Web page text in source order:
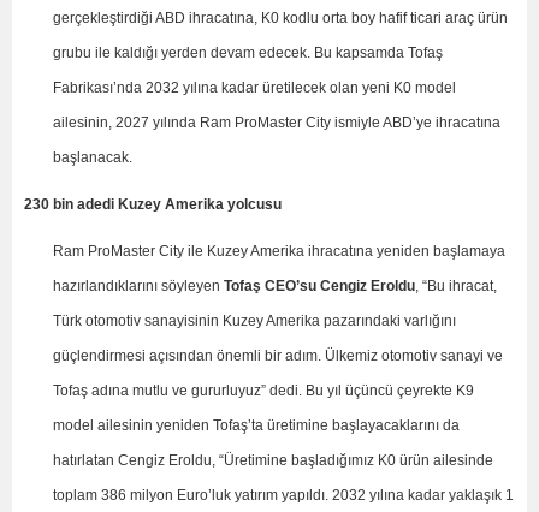
gerçekleştirdiği ABD ihracatına, K0 kodlu orta boy hafif ticari araç ürün
grubu ile kaldığı yerden devam edecek. Bu kapsamda Tofaş
Fabrikası’nda 2032 yılına kadar üretilecek olan yeni K0 model
ailesinin, 2027 yılında Ram ProMaster City ismiyle ABD’ye ihracatına
başlanacak.
230 bin adedi Kuzey Amerika yolcusu
Ram ProMaster City ile Kuzey Amerika ihracatına yeniden başlamaya
hazırlandıklarını söyleyen Tofaş CEO’su Cengiz Eroldu, “Bu ihracat,
Türk otomotiv sanayisinin Kuzey Amerika pazarındaki varlığını
güçlendirmesi açısından önemli bir adım. Ülkemiz otomotiv sanayi ve
Tofaş adına mutlu ve gururluyuz” dedi. Bu yıl üçüncü çeyrekte K9
model ailesinin yeniden Tofaş’ta üretimine başlayacaklarını da
hatırlatan Cengiz Eroldu, “Üretimine başladığımız K0 ürün ailesinde
toplam 386 milyon Euro’luk yatırım yapıldı. 2032 yılına kadar yaklaşık 1